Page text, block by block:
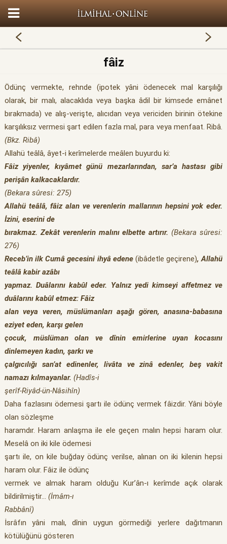
fâiz
Ödünç vermekte, rehnde (ipotek yâni ödenecek mal karşılığı
olarak, bir malı, alacaklıda veya başka âdil bir kimsede emânet
bırakmada) ve alış-verişte, alıcıdan veya vericiden birinin ötekine
karşılıksız vermesi şart edilen fazla mal, para veya menfaat. Ribâ.
(Bkz. Ribâ)
Allahü teâlâ, âyet-i kerîmelerde meâlen buyurdu ki:
Fâiz yiyenler, kıyâmet günü mezarlarından, sar’a hastası gibi
perişân kalkacaklardır.
(Bekara sûresi: 275)
Allahü teâlâ, fâiz alan ve verenlerin mallarının hepsini yok eder.
İzini, eserini de
bırakmaz. Zekât verenlerin malını elbette artırır. (Bekara sûresi:
276)
Receb’in ilk Cumâ gecesini ihyâ edene(ibâdetle geçirene), Allahü
teâlâ kabir azâbı
yapmaz. Duâlarını kabûl eder. Yalnız yedi kimseyi affetmez ve
duâlarını kabûl etmez: Fâiz
alan veya veren, müslümanları aşağı gören, anasına-babasına
eziyet eden, karşı gelen
çocuk, müslüman olan ve dînin emirlerine uyan kocasını
dinlemeyen kadın, şarkı ve
çalgıcılığı san’at edinenler, livâta ve zinâ edenler, beş vakit
namazı kılmayanlar. (Hadîs-i
şerîf-Riyâd-ün-Nâsihîn)
Daha fazlasını ödemesi şartı ile ödünç vermek fâizdir. Yâni böyle
olan sözleşme
haramdır. Haram anlaşma ile ele geçen malın hepsi haram olur.
Meselâ on iki kile ödemesi
şartı ile, on kile buğday ödünç verilse, alınan on iki kilenin hepsi
haram olur. Fâiz ile ödünç
vermek ve almak haram olduğu Kur’ân-ı kerîmde açık olarak
bildirilmiştir… (İmâm-ı
Rabbânî)
İsrâfın yâni malı, dînin uygun görmediği yerlere dağıtmanın
kötülüğünü gösteren